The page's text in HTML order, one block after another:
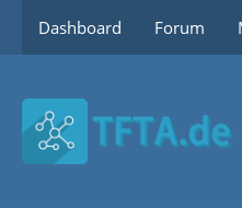
Dashboard Forum